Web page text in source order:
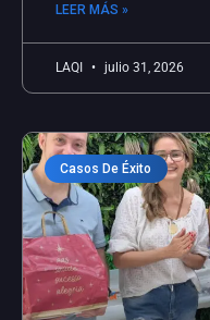
LEER MÁS »
LAQI julio 31, 2026
Casos De Éxito